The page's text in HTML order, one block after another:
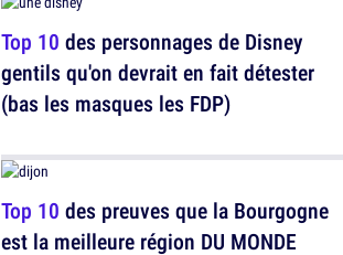
Top 10 des personnages de Disney
gentils qu'on devrait en fait détester
(bas les masques les FDP)
Top 10 des preuves que la Bourgogne
est la meilleure région DU MONDE